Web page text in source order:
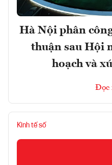
Hà Nội phân
thuận sau Hội
hoạch và
Đọc
Kinh tế số